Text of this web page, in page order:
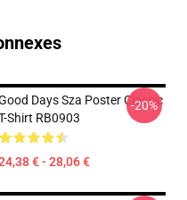
Days Sza Poster Classic
Shirt RB0903
€ - 28,06 €
-20%